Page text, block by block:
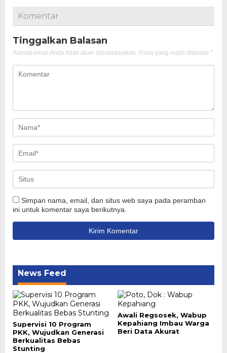
Komentar
Tinggalkan Balasan
Alamat email Anda tidak akan dipublikasikan. Ruas yang wajib ditandai *
Simpan nama, email, dan situs web saya pada peramban
ini untuk komentar saya berikutnya.
News Feed
Supervisi 10 Program
PKK, Wujudkan Generasi
Berkualitas Bebas
Stunting
Awali Regsosek, Wabup
Kepahiang Imbau Warga
Beri Data Akurat